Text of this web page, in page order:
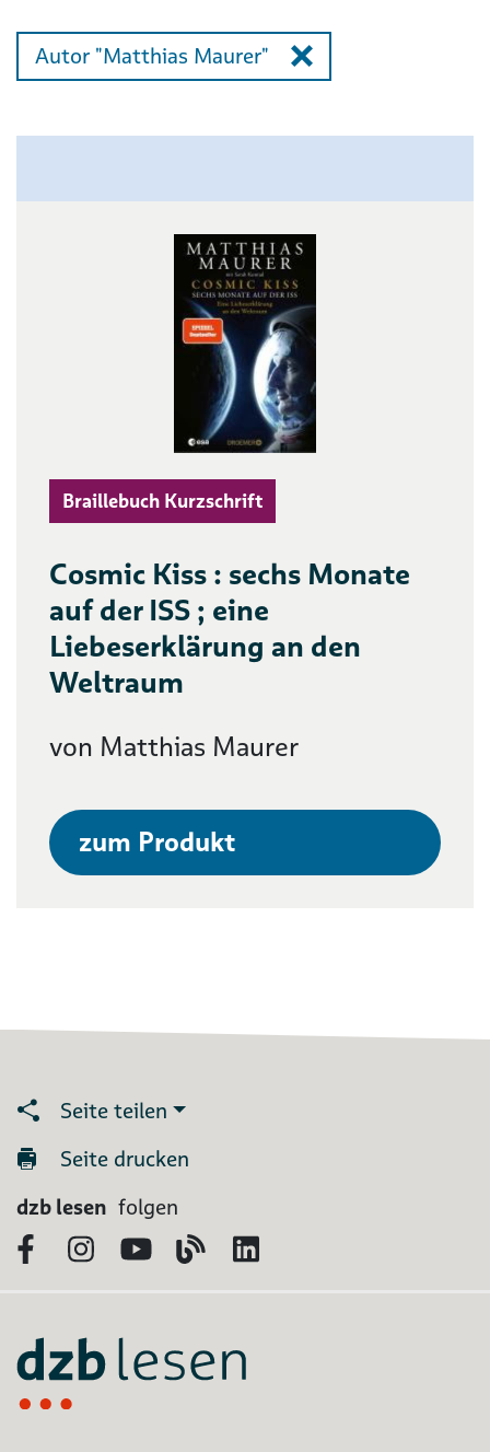
Autor "Matthias Maurer"
Braillebuch Kurzschrift
Cosmic Kiss : sechs Monate
auf der ISS ; eine
Liebeserklärung an den
Weltraum
von Matthias Maurer
zum Produkt
Seite teilen
Seite drucken
dzb lesen folgen
FacebookInstagram
YouTubeBlog